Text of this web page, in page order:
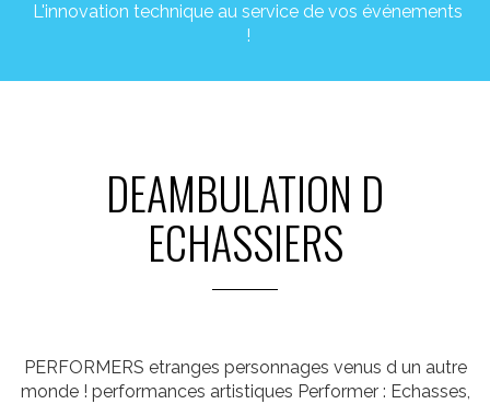
L'innovation technique au service de vos événements
!
DEAMBULATION D
ECHASSIERS
PERFORMERS etranges personnages venus d un autre
monde ! performances artistiques Performer : Echasses,